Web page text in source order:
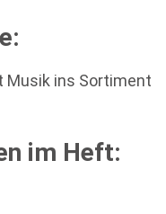
Musik ins Sortiment
im Heft: